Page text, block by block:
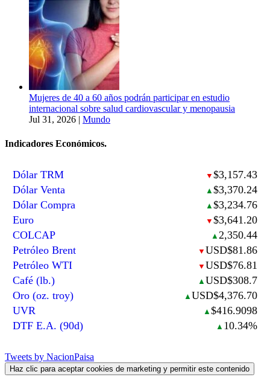
Mujeres de 40 a 60 años podrán participar en estudio
internacional sobre salud cardiovascular y menopausia
Jul 31, 2026 | Mundo
Indicadores Económicos.
Dólar TRM ▼ $3,157.43
Dólar Venta
▲ $3,370.24
Dólar Compra
▲ $3,234.76
Euro
▼ $3,641.20
COLCAP
▲ 2,350.44
Petróleo Brent
▼ USD$81.86
Petróleo WTI
▼ USD$76.81
Café (lb.)
▲ USD$308.7
Oro (oz. troy)
▲ USD$4,376.70
UVR
▲ $416.9098
DTF E.A. (90d)
▲ 10.34%
Tweets by NacionPaisa
Haz clic para aceptar cookies de marketing y permitir este contenido